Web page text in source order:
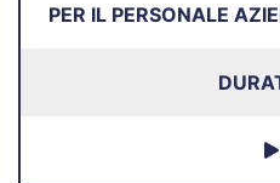
PER IL PERSONALE